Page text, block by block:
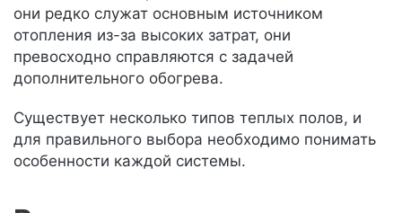
они редко служат основным источником
отопления из-за высоких затрат, они
превосходно справляются с задачей
дополнительного обогрева.
Существует несколько типов теплых полов, и
для правильного выбора необходимо понимать
особенности каждой системы.